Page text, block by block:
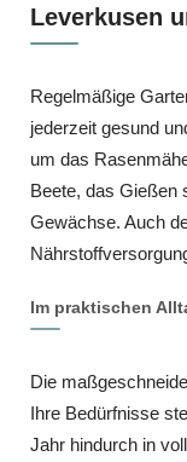
Leverkusen
Regelmäßige
jederzeit gesund
um das
Beete, das Gießen
Gewächse. Auch
Im praktischen
Die
Ihre Bedürfnisse
Jahr hindurch in